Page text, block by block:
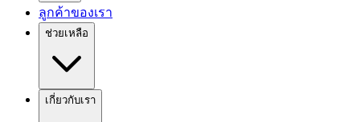
ลูกค้าของเรา
ช่วยเหลือ
เกี่ยวกับเรา